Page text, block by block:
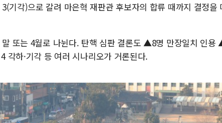
정
기각)으로 갈려 마은혁 재판관 후보자의 합류 때까지 결정을
말 또는 4월로 나뉜다. 탄핵 심판 결론도 ▲8명 만장일치 인
하·기각 등 여러 시나리오가 거론된다.